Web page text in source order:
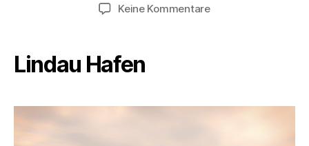
Keine Kommentarezu
Lindau Hafen